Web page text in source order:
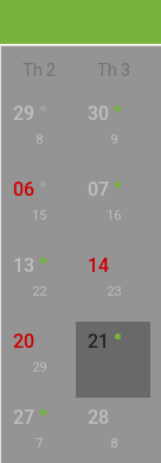
Th 2 Th 3
29
8
30
9
06
15
07
16
13
22
14
23
20
29
21
27
7
28
8